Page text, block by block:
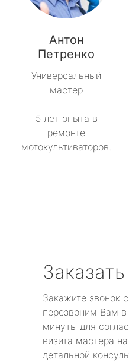
Антон
Петренко
Универсальный
мастер
5 лет опыта в
ремонте
мотокультиваторов.
Закажите звонок
перезвоним Вам в
минуты для
визита мастера
детальной